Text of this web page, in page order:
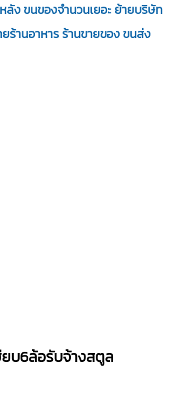
ลัง ขนของจำนวนเยอะ ย้ายบริษัท
ร้านอาหาร ร้านขายของ ขนส่ง
ยบ6ล้อรับจ้างสตูล